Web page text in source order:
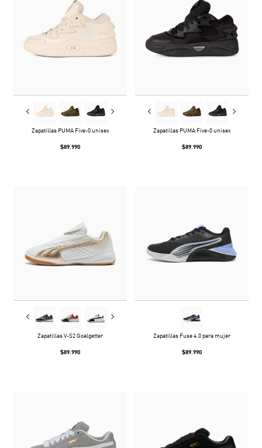
Zapatillas PUMA Five-0 unisex
$89.990
Zapatillas PUMA Five-0 unisex
$89.990
Zapatillas V-S2 Goalgetter
$89.990
Zapatillas Fuse 4.0 para mujer
$89.990